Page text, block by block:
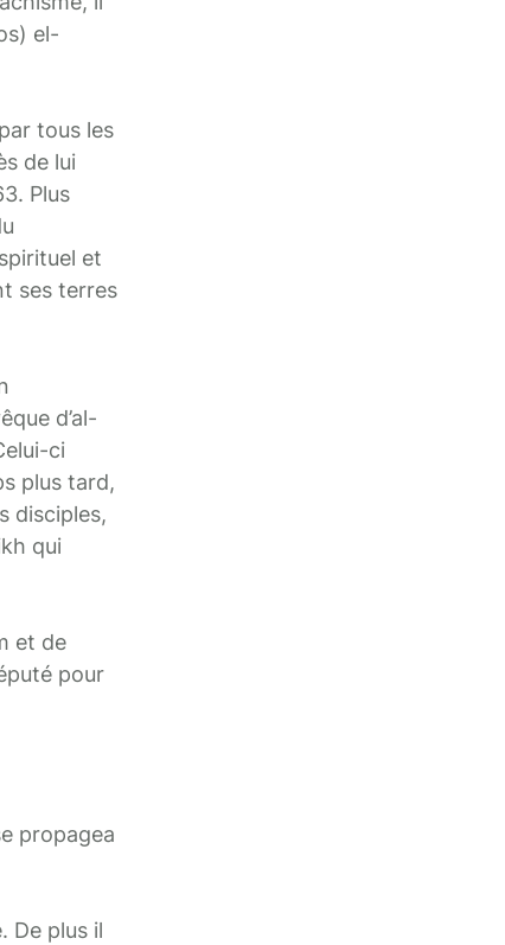
el-
tous les
de lui
Plus
et
ses terres
d’al-
ci
plus tard,
disciples,
qui
et de
pour
propagea
De plus il